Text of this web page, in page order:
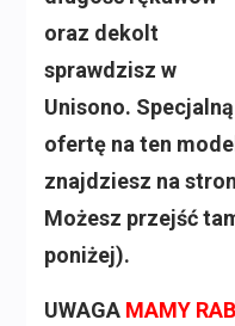
oraz dekolt
sprawdzisz w
Unisono. Specjalną
ofertę na ten
znajdziesz na
Możesz przejść
poniżej).
UWAGA MAMY